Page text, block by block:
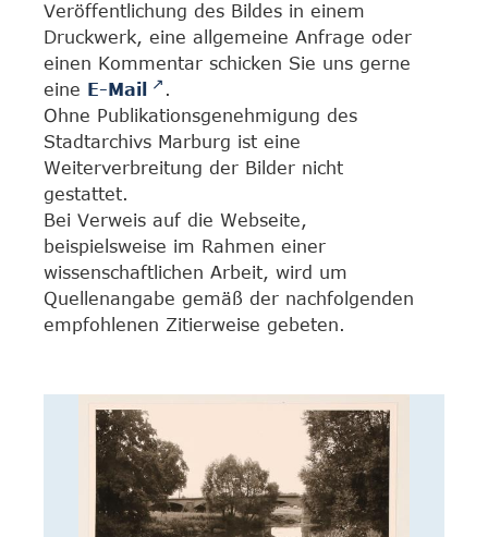
Veröffentlichung des Bildes in einem
Druckwerk, eine allgemeine Anfrage oder
einen Kommentar schicken Sie uns gerne
eine E-Mail
.
Ohne Publikationsgenehmigung des
Stadtarchivs Marburg ist eine
Weiterverbreitung der Bilder nicht
gestattet.
Bei Verweis auf die Webseite,
beispielsweise im Rahmen einer
wissenschaftlichen Arbeit, wird um
Quellenangabe gemäß der nachfolgenden
empfohlenen Zitierweise gebeten.